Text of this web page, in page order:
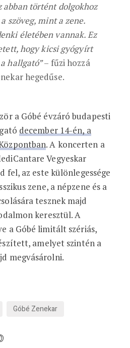
abban történt dolgokhoz
szöveg, mint a zene.
életében vannak. Ez
hogy kicsi gyógyírt
hallgató”– fűzi hozzá
hegedűse.
a Góbé évzáró budapesti
december 14-én, a
. A koncerten a
Vegyeskar
fel, az este különlegessége
zene, a népzene és a
tesznek majd
keresztül. A
a Góbé limitált szériás,
amelyet szintén a
megvásárolni.
Góbé Zenekar